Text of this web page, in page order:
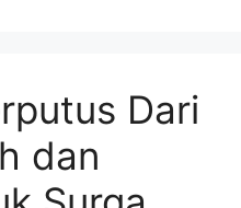
Dari
dan